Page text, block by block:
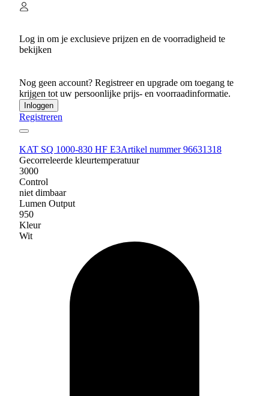
Log in om je exclusieve prijzen en de voorradigheid te
bekijken
Nog geen account? Registreer en upgrade om toegang te
krijgen tot uw persoonlijke prijs- en voorraadinformatie.
Inloggen
Registreren
KAT SQ 1000-830 HF E3Artikel nummer 96631318
Gecorreleerde kleurtemperatuur
3000
Control
niet dimbaar
Lumen Output
950
Kleur
Wit